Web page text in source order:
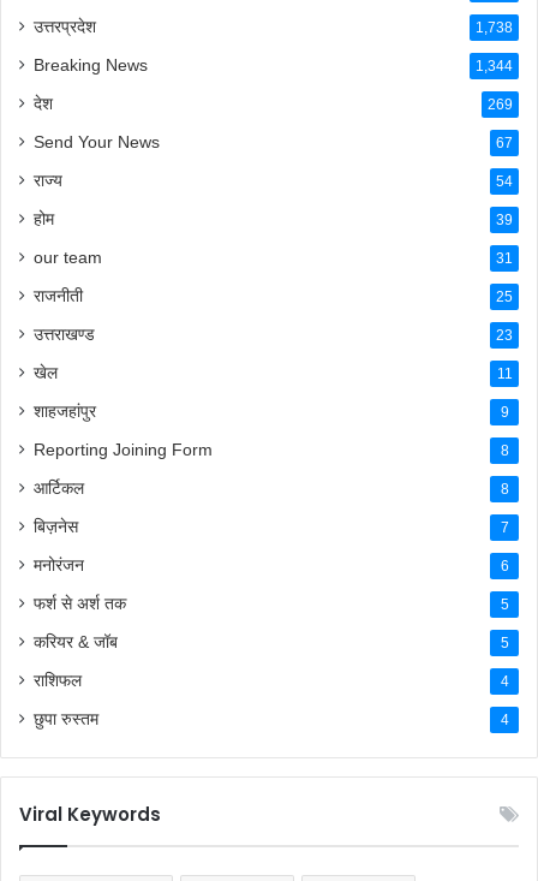
उत्तरप्रदेश 1,738
Breaking News 1,344
देश 269
Send Your News 67
राज्य 54
होम 39
our team 31
राजनीती 25
उत्तराखण्ड 23
खेल 11
शाहजहांपुर 9
Reporting Joining Form 8
आर्टिकल 8
बिज़नेस 7
मनोरंजन 6
फर्श से अर्श तक 5
करियर & जॉब 5
राशिफल 4
छुपा रुस्तम 4
Viral Keywords